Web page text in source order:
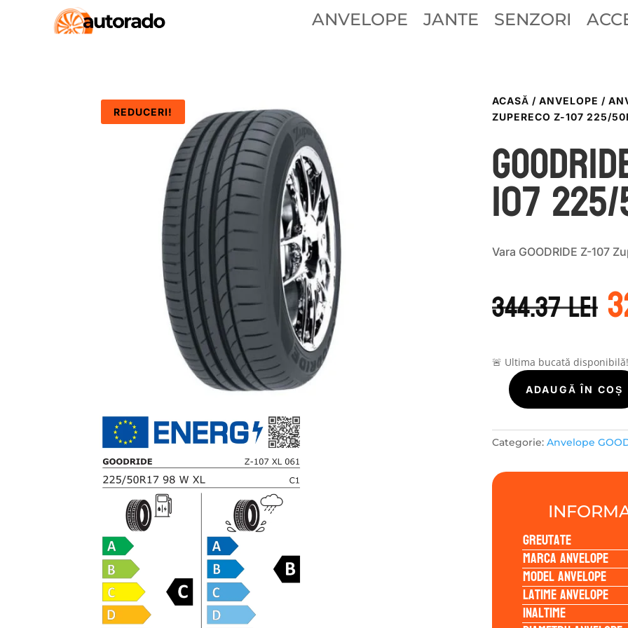
ANVELOPE JANTE SENZORI
REDUCERI!
ACASĂ / ANVELOPE /
ZUPERECO Z-107 225/
107
Vara GOODRIDE Z-107
344.37leia
🚨 Ultima bucată
Cantitate
GOODRIDE
ZUPERECO
Z-
225/50R17
98W
ADAUGĂ ÎN COȘ
Categorie: Anvelope
Greutate
Marca anvelope
Model anvelope
Latime anvelope
Inaltime